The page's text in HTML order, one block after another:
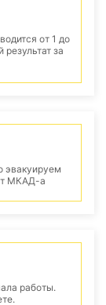
от 1 до
за
эвакуируем
МКАД-а
работы.